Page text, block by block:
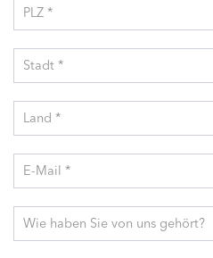
PLZ *
Stadt *
Land *
E-Mail *
Wie haben Sie von uns gehört?